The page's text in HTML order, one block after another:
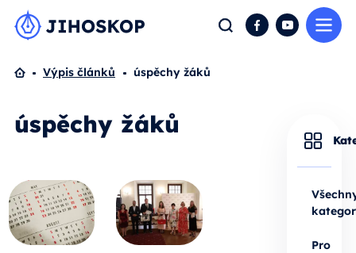
Hledat FacebookYouTube
Domů
Výpis článků úspěchy žáků
úspěchy žáků
Pro